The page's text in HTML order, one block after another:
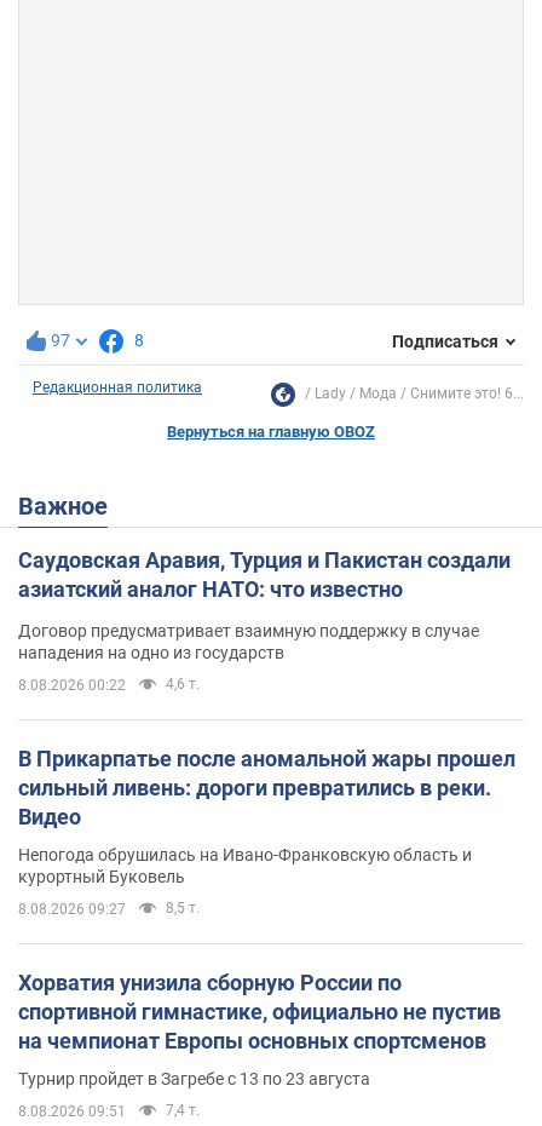
97 8 Подписаться
Редакционная политика Lady Мода Снимите это! 6...
Вернуться на главную OBOZ
Важное
Саудовская Аравия, Турция и Пакистан создали
азиатский аналог НАТО: что известно
Договор предусматривает взаимную поддержку в случае
нападения на одно из государств
8.08.2026 00:22 4,6 т.
В Прикарпатье после аномальной жары прошел
сильный ливень: дороги превратились в реки.
Видео
Непогода обрушилась на Ивано-Франковскую область и
курортный Буковель
8.08.2026 09:27 8,5 т.
Хорватия унизила сборную России по
спортивной гимнастике, официально не пустив
на чемпионат Европы основных спортсменов
Турнир пройдет в Загребе с 13 по 23 августа
8.08.2026 09:51 7,4 т.